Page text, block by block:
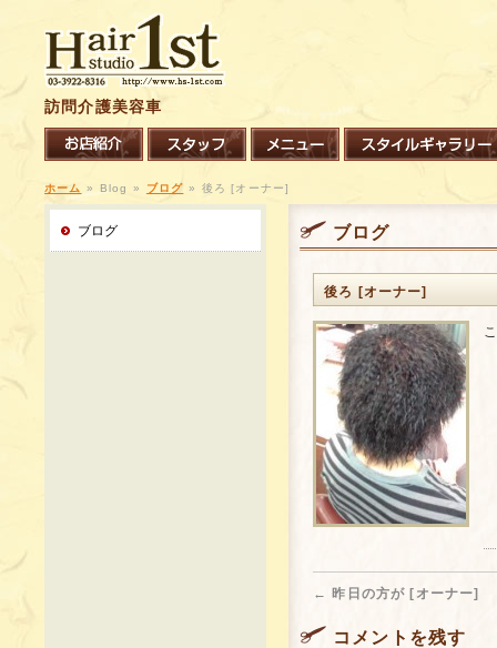
訪問介護美容車
ホーム » Blog » ブログ » 後ろ [オーナー]
ブログ ブログ
後ろ [オーナー]
← 昨日の方が [オーナー]
コメントを残す